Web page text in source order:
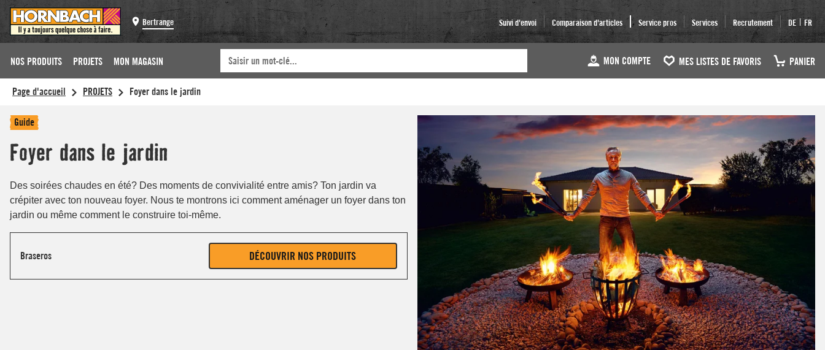
Bertrange Suivi d'envoi Comparaison d'articles Service pros Services Recrutement DE FR
NOS PRODUITS PROJETS MON MAGASIN MON COMPTE MES LISTES DE FAVORIS PANIER